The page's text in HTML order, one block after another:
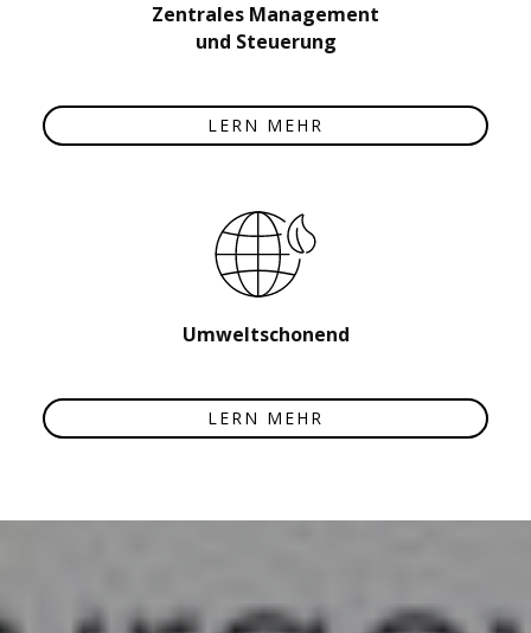
Zentrales Management
und Steuerung
LERN MEHR
Umweltschonend
LERN MEHR